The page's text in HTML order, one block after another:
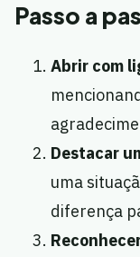
Passo a
Abrir com
Destacar
uma
diferença